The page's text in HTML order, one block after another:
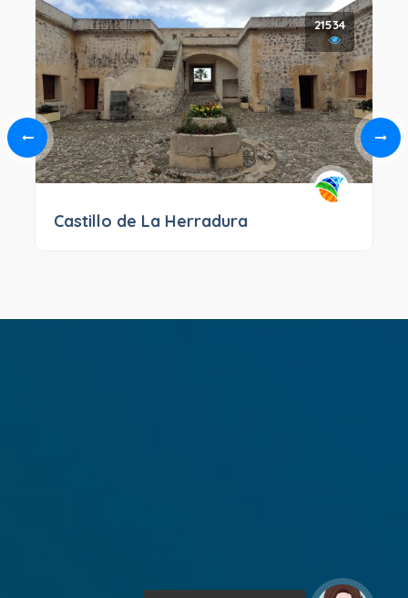
21534
Castillo de La Herradura